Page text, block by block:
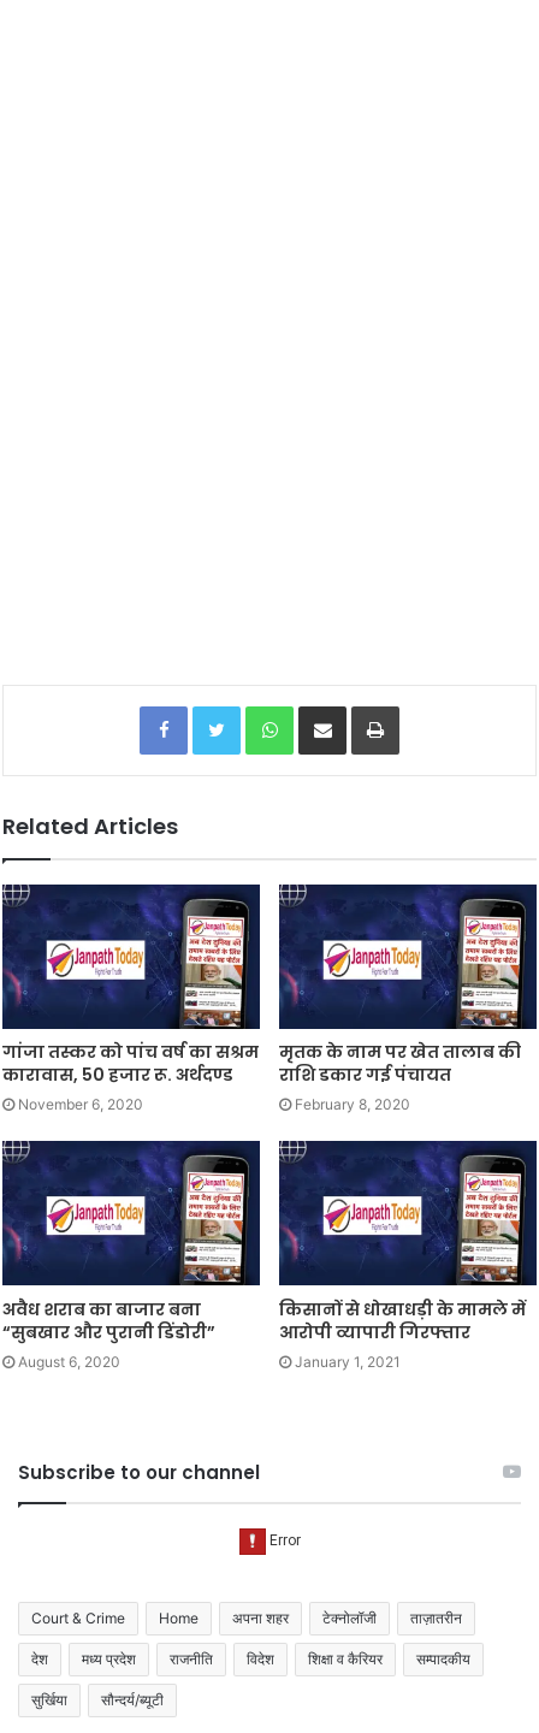
Facebook Twitter WhatsApp
Related Articles
गांजा तस्कर को पांच वर्ष का सश्रम
कारावास, 50 हजार रू. अर्थदण्ड
November 6, 2020
मृतक के नाम पर खेत तालाब की
राशि डकार गई पंचायत
February 8, 2020
अवैध शराब का बाजार बना
“सुबखार और पुरानी डिंडोरी”
August 6, 2020
किसानों से धोखाधड़ी के मामले में
आरोपी व्यापारी गिरफ्तार
January 1, 2021
Subscribe to our channel
Court & Crime Home अपना शहर टेक्नोलॉजी ताज़ातरीन
देश मध्य प्रदेश राजनीति विदेश शिक्षा व कैरियर सम्पादकीय
सुर्खिया सौन्दर्य/ब्यूटी